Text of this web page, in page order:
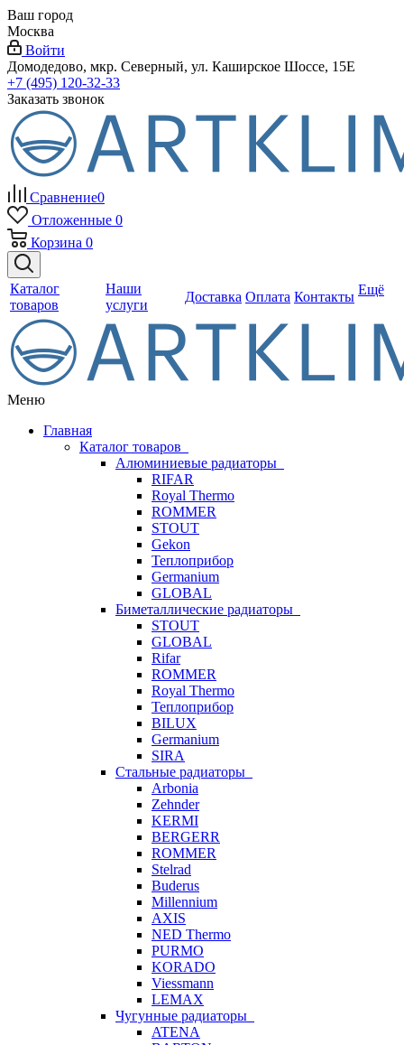
Ваш город
Москва
Войти
Домодедово, мкр. Северный, ул. Каширское Шоссе, 15Е
+7 (495) 120-32-33
Заказать звонок
Сравнение0
Отложенные 0
Корзина 0
Каталог
товаров
Наши
услуги
Доставка Оплата Контакты Ещё
Меню
Главная
Каталог товаров
Алюминиевые радиаторы
RIFAR
Royal Thermo
ROMMER
STOUT
Gekon
Теплоприбор
Germanium
GLOBAL
Биметаллические радиаторы
STOUT
GLOBAL
Rifar
ROMMER
Royal Thermo
Теплоприбор
BILUX
Germanium
SIRA
Стальные радиаторы
Arbonia
Zehnder
KERMI
BERGERR
ROMMER
Stelrad
Buderus
Millennium
AXIS
NED Thermo
PURMO
KORADO
Viessmann
LEMAX
Чугунные радиаторы
ATENA